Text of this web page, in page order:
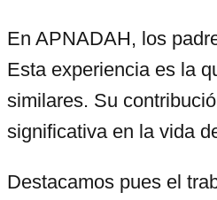
En APNADAH, los
Esta experiencia es la
similares. Su
significativa en la vida
Destacamos pues el